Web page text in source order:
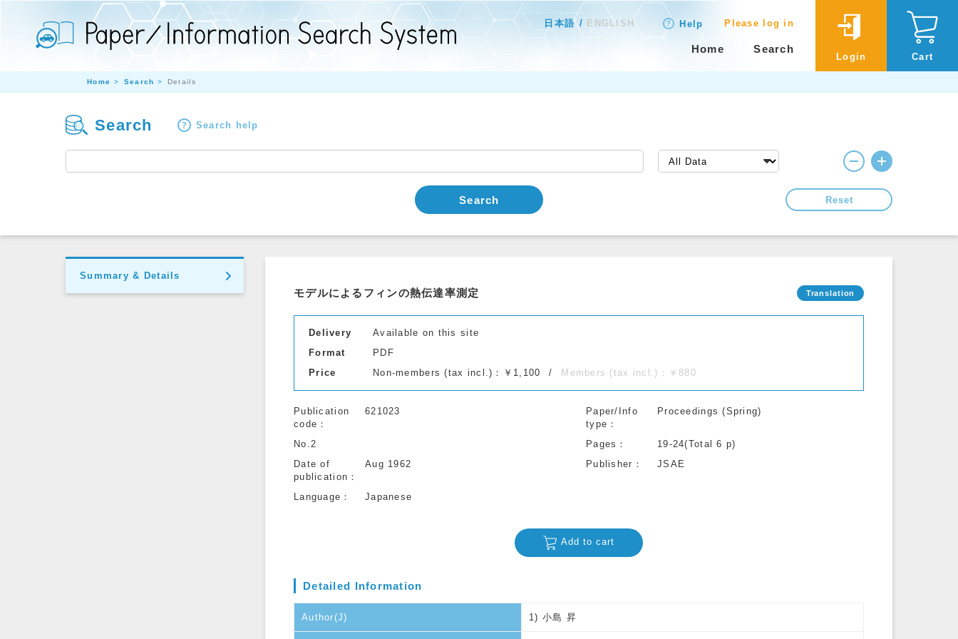
日本語 ENGLISH Help Please log in
Home Search
Login Cart
Home Search Details
Search Search help
Search Reset
Summary & Details
モデルによるフィンの熱伝達率測定
Delivery
Available on this site
Format
PDF
Price
Non-members (tax incl.)：￥1,100 Members (tax incl.)：￥880
Publication
code
621023
Paper/Info
type
Proceedings (Spring)
No.2 Pages
19-24(Total 6 p)
Date of
publication
Aug 1962 Publisher JSAE
Language Japanese
Add to cart
Detailed Information
Author(J) 1) 小島 昇